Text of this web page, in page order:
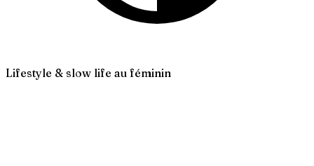
Lifestyle & slow life au féminin